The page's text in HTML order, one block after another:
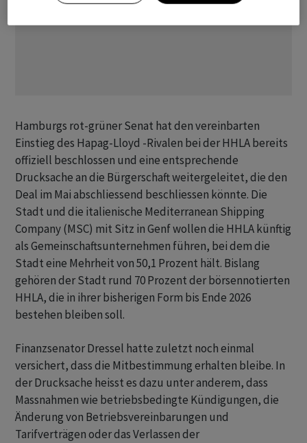
Hamburgs rot-grüner Senat hat den vereinbarten
Einstieg des Hapag-Lloyd -Rivalen bei der HHLA bereits
offiziell beschlossen und eine entsprechende
Drucksache an die Bürgerschaft weitergeleitet, die den
Deal im Mai abschliessend beschliessen könnte. Die
Stadt und die italienische Mediterranean Shipping
Company (MSC) mit Sitz in Genf wollen die HHLA künftig
als Gemeinschaftsunternehmen führen, bei dem die
Stadt eine Mehrheit von 50,1 Prozent hält. Bislang
gehören der Stadt rund 70 Prozent der börsennotierten
HHLA, die in ihrer bisherigen Form bis Ende 2026
bestehen bleiben soll.
Finanzsenator Dressel hatte zuletzt noch einmal
versichert, dass die Mitbestimmung erhalten bleibe. In
der Drucksache heisst es dazu unter anderem, dass
Massnahmen wie betriebsbedingte Kündigungen, die
Änderung von Betriebsvereinbarungen und
Tarifverträgen oder das Verlassen der